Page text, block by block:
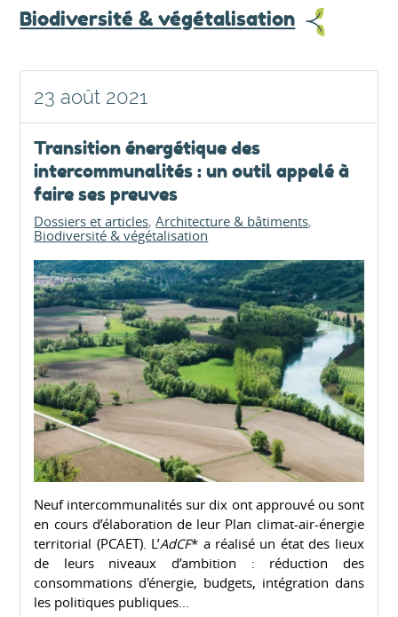
Biodiversité & végétalisation
23 août 2021
Transition énergétique des
intercommunalités : un outil appelé à
faire ses preuves
Dossiers et articles Architecture & bâtiments
Biodiversité & végétalisation
Neuf intercommunalités sur dix ont approuvé ou sont
en cours d’élaboration de leur Plan climat-air-énergie
territorial (PCAET). L’AdCF* a réalisé un état des lieux
de leurs niveaux d’ambition : réduction des
consommations d'énergie, budgets, intégration dans
les politiques publiques...